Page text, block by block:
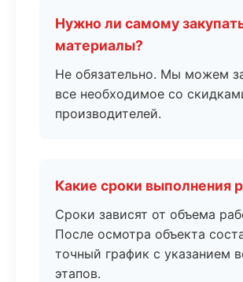
Нужно ли самому
материалы?
Не обязательно. Мы можем
все необходимое со
производителей.
Какие сроки выполнения
Сроки зависят от объема
После осмотра объекта
точный график с указанием
этапов.